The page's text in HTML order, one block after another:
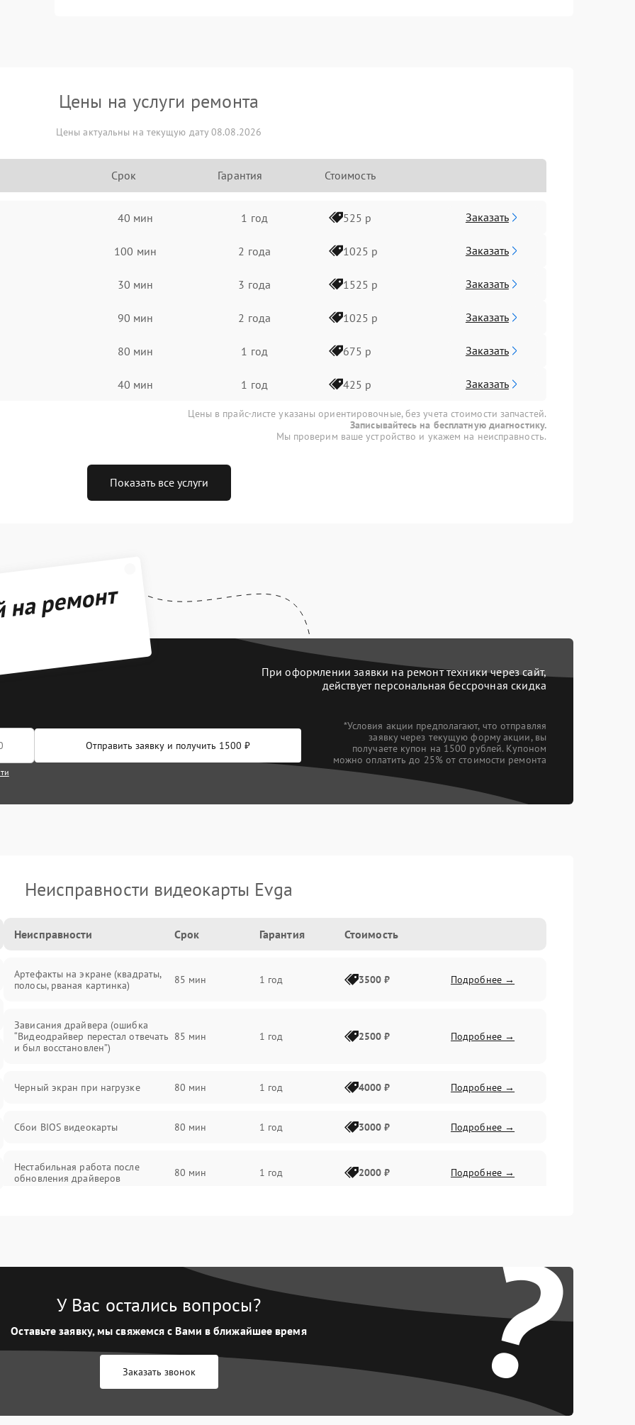
Цены на услуги ремонта
Цены актуальны на текущую дату 08.08.2026
Срок Гарантия Стоимость
40 мин 1 год 525 р Заказать
100 мин 2 года 1025 р Заказать
30 мин 3 года 1525 р Заказать
90 мин 2 года 1025 р Заказать
80 мин 1 год 675 р Заказать
40 мин 1 год 425 р Заказать
Цены в прайс-листе указаны ориентировочные, без учета стоимости запчастей.
Записывайтесь на бесплатную диагностику.
Мы проверим ваше устройство и укажем на неисправность.
Показать все услуги
ремонт
При оформлении заявки на ремонт техники через сайт,
действует персональная бессрочная скидка
Отправить заявку и получить 1500 ₽
*Условия акции предполагают, что отправляя
заявку через текущую форму акции, вы
получаете купон на 1500 рублей. Купоном
можно оплатить до 25% от стоимости ремонта
Неисправности видеокарты Evga
Неисправности Срок Гарантия Стоимость
Артефакты на экране (квадраты,
полосы, рваная картинка)
85 мин 1 год 3500 ₽ Подробнее →
Зависания драйвера (ошибка
“Видеодрайвер перестал отвечать
и был восстановлен”)
85 мин 1 год 2500 ₽ Подробнее →
Черный экран при нагрузке 80 мин 1 год 4000 ₽ Подробнее →
Сбои BIOS видеокарты 80 мин 1 год 3000 ₽ Подробнее →
Нестабильная работа после
обновления драйверов
80 мин 1 год 2000 ₽ Подробнее →
?
У Вас остались вопросы?
Оставьте заявку, мы свяжемся с Вами в ближайшее время
Заказать звонок